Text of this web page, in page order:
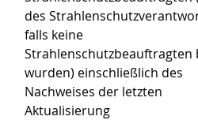
des
falls keine
Strahlenschutzbeauftragten
wurden) einschließlich des
Nachweises der letzten
Aktualisierung